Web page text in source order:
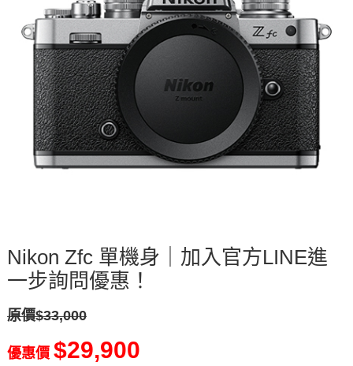
Nikon Zfc 單機身｜加入官方LINE進
一步詢問優惠！
原價$33,000
優惠價 $29,900